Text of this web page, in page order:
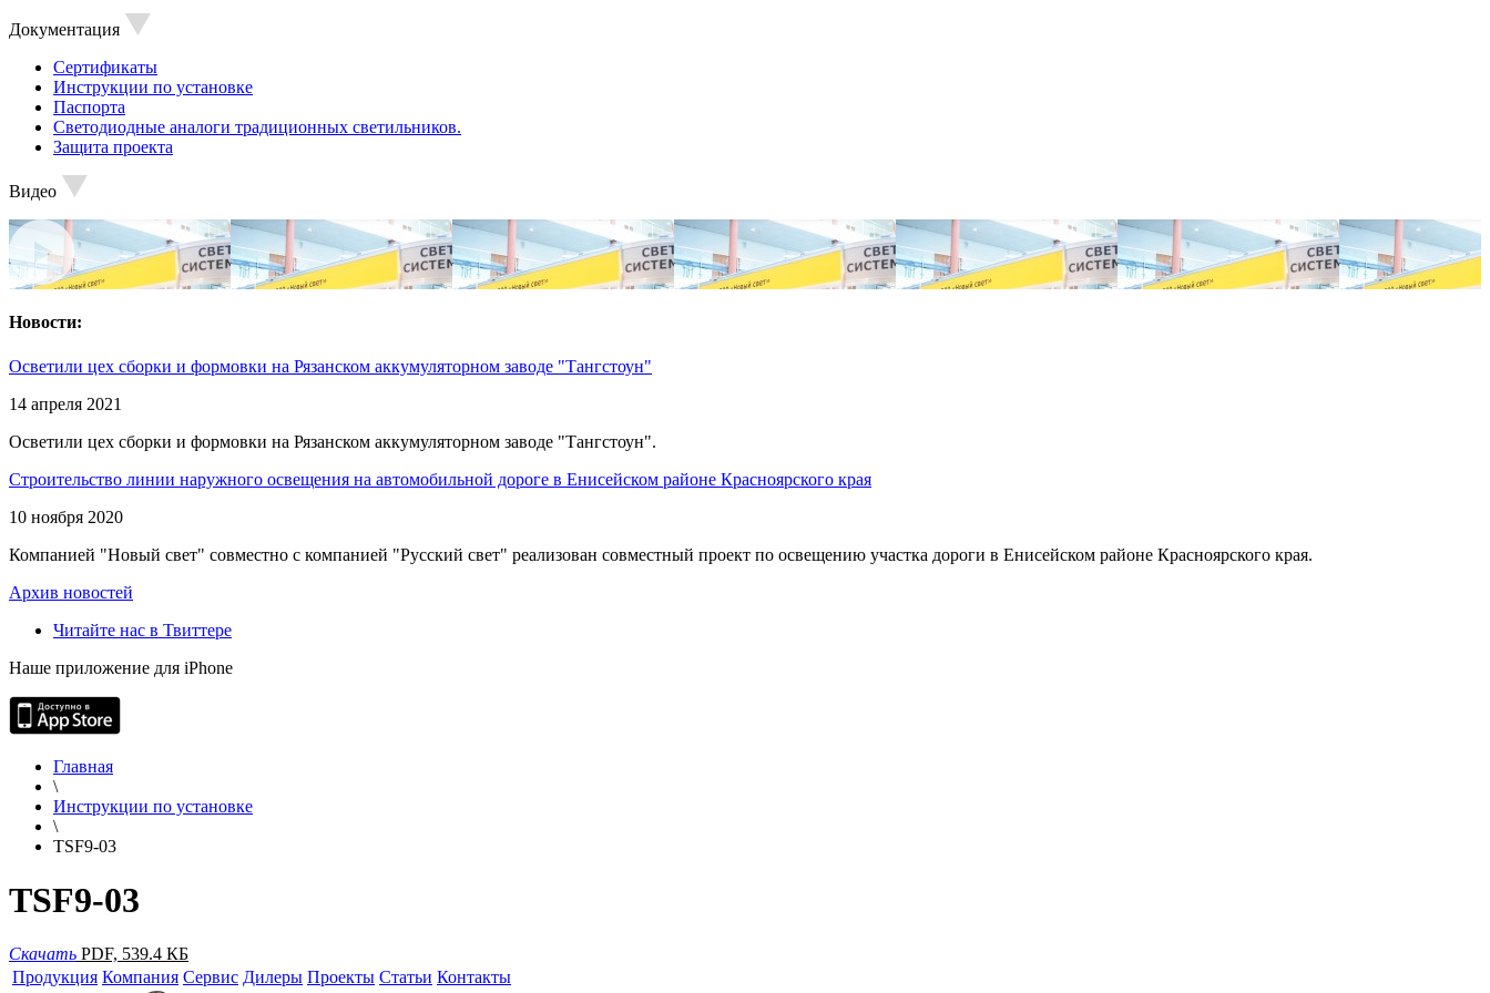
Документация
Сертификаты
Инструкции по установке
Паспорта
Светодиодные аналоги традиционных светильников.
Защита проекта
Видео
Новости:
Осветили цех сборки и формовки на Рязанском аккумуляторном заводе "Тангстоун"
14 апреля 2021
Осветили цех сборки и формовки на Рязанском аккумуляторном заводе "Тангстоун".
Строительство линии наружного освещения на автомобильной дороге в Енисейском районе Красноярского края
10 ноября 2020
Компанией "Новый свет" совместно с компанией "Русский свет" реализован совместный проект по освещению участка дороги в Енисейском районе Красноярского края.
Архив новостей
Читайте нас в Твиттере
Наше приложение для iPhone
Главная
\
Инструкции по установке
\
TSF9-03
TSF9-03
Скачать PDF, 539.4 КБ
Продукция Компания Сервис Дилеры Проекты Статьи Контакты